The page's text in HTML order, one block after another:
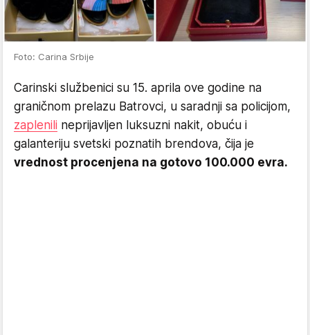
Foto: Carina Srbije
Carinski službenici su 15. aprila ove godine na
graničnom prelazu Batrovci, u saradnji sa policijom,
zaplenili neprijavljen luksuzni nakit, obuću i
galanteriju svetski poznatih brendova, čija je
vrednost procenjena na gotovo 100.000 evra.